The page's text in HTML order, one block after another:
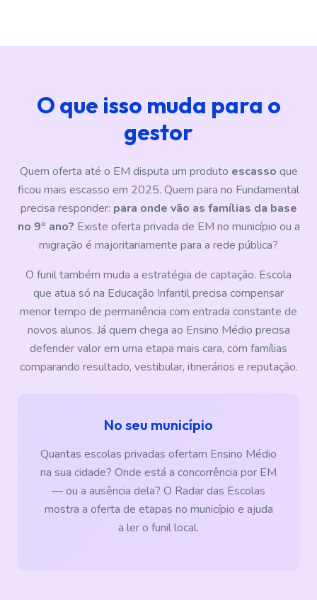
O que isso muda para o
gestor
Quem oferta até o EM disputa um produto escasso que
ficou mais escasso em 2025. Quem para no Fundamental
precisa responder: para onde vão as famílias da base
no 9º ano? Existe oferta privada de EM no município ou a
migração é majoritariamente para a rede pública?
O funil também muda a estratégia de captação. Escola
que atua só na Educação Infantil precisa compensar
menor tempo de permanência com entrada constante de
novos alunos. Já quem chega ao Ensino Médio precisa
defender valor em uma etapa mais cara, com famílias
comparando resultado, vestibular, itinerários e reputação.
No seu município
Quantas escolas privadas ofertam Ensino Médio
na sua cidade? Onde está a concorrência por EM
— ou a ausência dela? O Radar das Escolas
mostra a oferta de etapas no município e ajuda
a ler o funil local.